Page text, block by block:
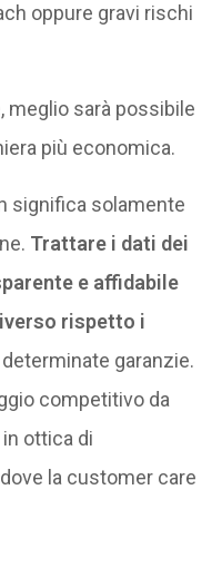
oppure gravi rischi
meglio sarà possibile
più economica.
significa solamente
Trattare i dati dei
e affidabile
rispetto i
garanzie.
competitivo da
ottica di
la customer care